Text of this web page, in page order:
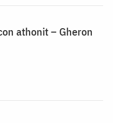
athonit – Gheron